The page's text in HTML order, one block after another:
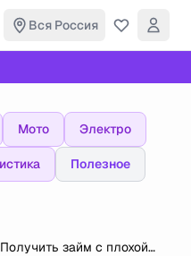
Вся Россия
Мото Электро
Полезное
Получить займ с плохой